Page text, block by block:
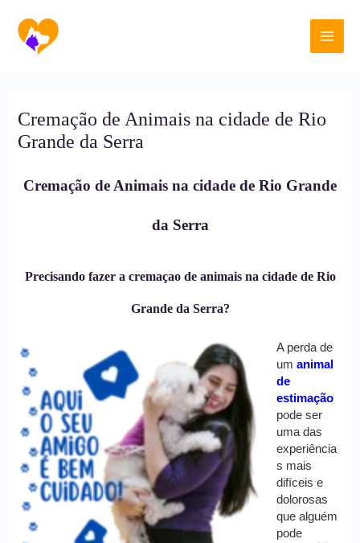
para
conteúdo
Main
Cremação de Animais na cidade de Rio
Grande da Serra
Cremação de Animais na cidade de Rio Grande
da Serra
Precisando fazer a cremaçao de animais na cidade de Rio
Grande da Serra?
A perda de
umanimal
de
estimação
pode ser
uma das
experiência
s mais
difíceis e
dolorosas
que alguém
pode